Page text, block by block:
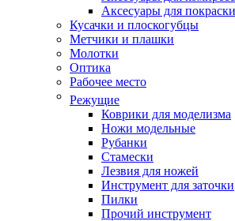
Аксесуары для покраски
Кусачки и плоскогубцы
Метчики и плашки
Молотки
Оптика
Рабочее место
Режущие
Коврики для моделизма
Ножи модельные
Рубанки
Стамески
Лезвия для ножей
Инструмент для заточки
Пилки
Прочий инструмент